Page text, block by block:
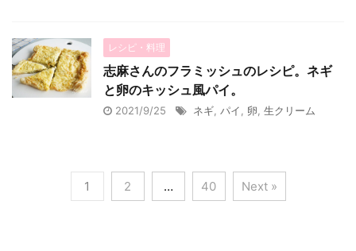
レシピ・料理
志麻さんのフラミッシュのレシピ。ネギ
と卵のキッシュ風パイ。
2021/9/25 ネギ パイ 卵 生クリーム
1 2 … 40 Next »